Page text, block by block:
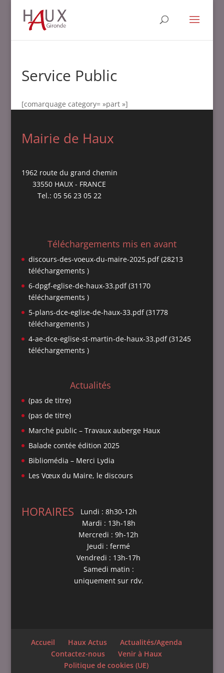
Service Public
[comarquage category= »part »]
Mairie de Haux
1962 route du grand chemin
33550 HAUX - FRANCE
Tel.: 05 56 23 05 22
Téléchargements mis en avant
discours-des-voeux-du-maire-2025.pdf (28213
téléchargements )
6-dpgf-eglise-de-haux-33.pdf (31170
téléchargements )
5-plans-dce-eglise-de-haux-33.pdf (31778
téléchargements )
4-ae-dce-eglise-st-martin-de-haux-33.pdf (31245
téléchargements )
Actualités
(pas de titre)
(pas de titre)
Marché public – Travaux auberge Haux
Balade contée édition 2025
Bibliomédia – Merci Lydia
Les Vœux du Maire, le discours
HORAIRES
Lundi : 8h30-12h
Mardi : 13h-18h
Mercredi : 9h-12h
Jeudi : fermé
Vendredi : 13h-17h
Samedi matin :
uniquement sur rdv.
Accueil Haux Actus
Actualités/Agenda
Contactez-nous
Venir à Haux
Politique de cookies (UE)